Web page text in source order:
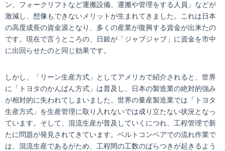
ン、フォークリフトなど運搬設備、運搬や管理をする人員」などが
激減し、想像もできないメリットが生まれてきました。これは日本
の高度成長の資金源となり、多くの産業が復興する資金が出来たの
です。現在で言うところの、日銀が「ジャブジャブ」に資金を市中
に出回らせたのと同じ効果です。
しかし、「リーン生産方式」としてアメリカで紹介されると、世界
に「トヨタのかんばん方式」は普及し、日本の製造業の絶対的強み
が相対的に失われてしまいました。世界の量産製造業では「トヨタ
生産方式」を生産管理に取り入れないでは成り立たない状況となっ
ています。そして、混流生産が普及していくにつれ、工程管理で新
たに問題が発見されてきています。ベルトコンベアでの流れ作業で
は、混流生産であるがため、工程間の工数のばらつきが起きるよう